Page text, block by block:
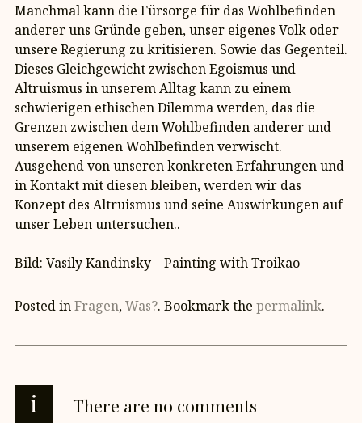
Manchmal kann die Fürsorge für das Wohlbefinden
anderer uns Gründe geben, unser eigenes Volk oder
unsere Regierung zu kritisieren. Sowie das Gegenteil.
Dieses Gleichgewicht zwischen Egoismus und
Altruismus in unserem Alltag kann zu einem
schwierigen ethischen Dilemma werden, das die
Grenzen zwischen dem Wohlbefinden anderer und
unserem eigenen Wohlbefinden verwischt.
Ausgehend von unseren konkreten Erfahrungen und
in Kontakt mit diesen bleiben, werden wir das
Konzept des Altruismus und seine Auswirkungen auf
unser Leben untersuchen..
Bild: Vasily Kandinsky – Painting with Troikao
Posted inFragen,Was?. Bookmark the permalink.
i There are no comments